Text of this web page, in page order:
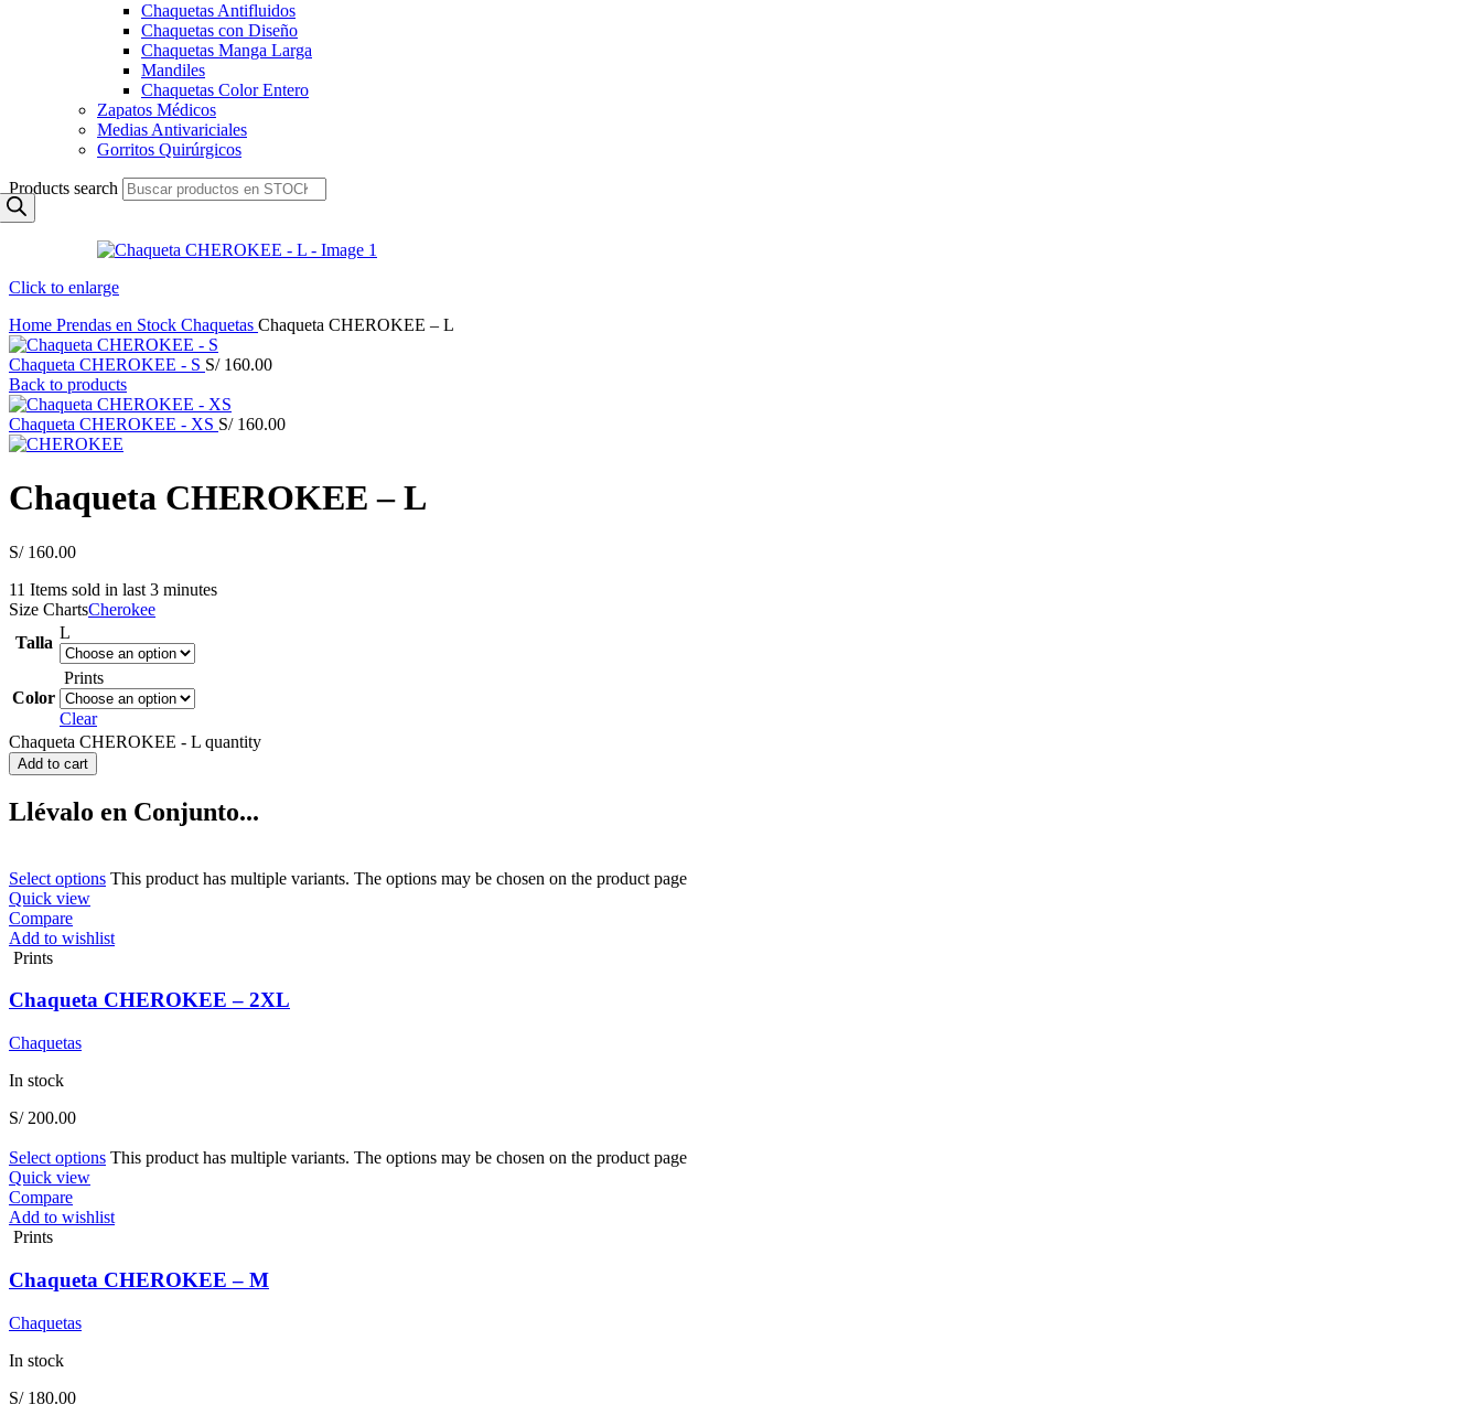
Chaquetas Antifluidos
Chaquetas con Diseño
Chaquetas Manga Larga
Mandiles
Chaquetas Color Entero
Zapatos Médicos
Medias Antivariciales
Gorritos Quirúrgicos
Products search
Click to enlarge
Home Prendas en Stock Chaquetas Chaqueta CHEROKEE – L
Chaqueta CHEROKEE - S S/160.00
Back to products
Chaqueta CHEROKEE - XS S/160.00
Chaqueta CHEROKEE – L
S/160.00
11 Items sold in last 3 minutes
Size ChartsCherokee
Talla
L
Color
Prints
Clear
Chaqueta CHEROKEE - L quantity
Add to cart
Llévalo en Conjunto...
Select options This product has multiple variants. The options may be chosen on the product page
Quick view
Compare
Add to wishlist
Prints
Chaqueta CHEROKEE – 2XL
Chaquetas
In stock
S/200.00
Select options This product has multiple variants. The options may be chosen on the product page
Quick view
Compare
Add to wishlist
Prints
Chaqueta CHEROKEE – M
Chaquetas
In stock
S/180.00